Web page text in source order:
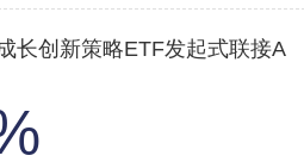
长创新策略ETF发起式联接A